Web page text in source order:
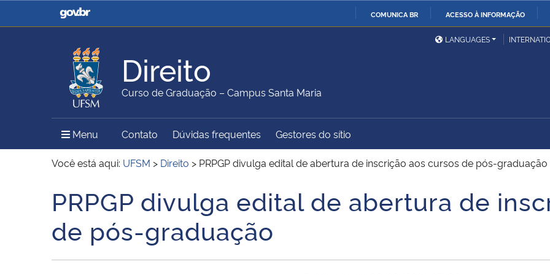
COMUNICA BR ACESSO À INFORMAÇÃO
Casa Civil
Ministério da Justiça e
Ministério da Defesa
Ministério das Relações
Exteriores
Ministério da Agricultura,
Pecuária e Abastecimento
Ministério da Educação
Ministério do Meio Ambiente Ministério do Turismo
Ministério do
Desenvolvimento Regional
Secretaria de Governo
Gabinete de Segurança
Institucional
Advocacia-Geral da União Banco Central do Brasil
LANGUAGES
Direito
Curso de Graduação – Campus Santa Maria
Menu Menu Principal do Sítio
Contato Dúvidas frequentes Gestores do sítio
Você está aqui: UFSM > Direito > PRPGP divulga edital de abertura de inscrição aos cursos de pós-graduação
Início do conteúdo
PRPGP divulga edital de abertura de
de pós-graduação